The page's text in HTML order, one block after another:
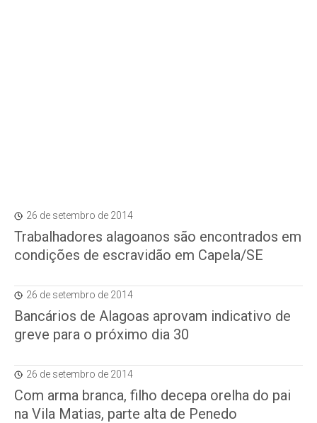
26 de setembro de 2014
Trabalhadores alagoanos são encontrados em
condições de escravidão em Capela/SE
26 de setembro de 2014
Bancários de Alagoas aprovam indicativo de
greve para o próximo dia 30
26 de setembro de 2014
Com arma branca, filho decepa orelha do pai
na Vila Matias, parte alta de Penedo